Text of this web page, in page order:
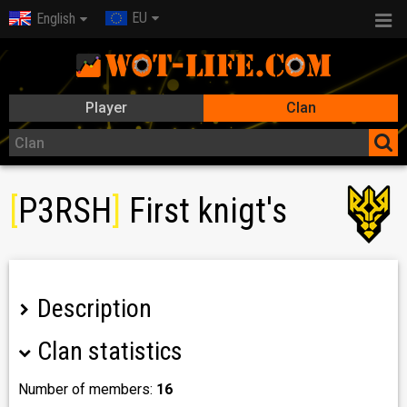
English EU
Player Clan
P3RSH First knigt's
Description
Клан веде набір адекватних танкістів ?✔
⭐ З Прайм тайм 18-00 до 23-30 ?. ✔
Clan statistics
Number of members: 16